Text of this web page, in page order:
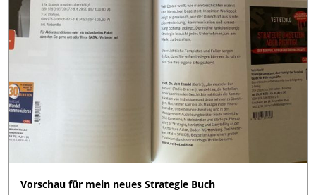
Vorschau für mein neues Strategie Buch